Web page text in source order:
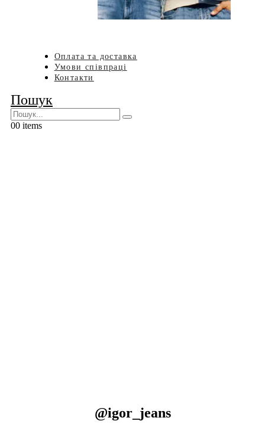
Оплата та доставка
Умови співпраці
Контакти
Пошук
00 items
@igor_jeans